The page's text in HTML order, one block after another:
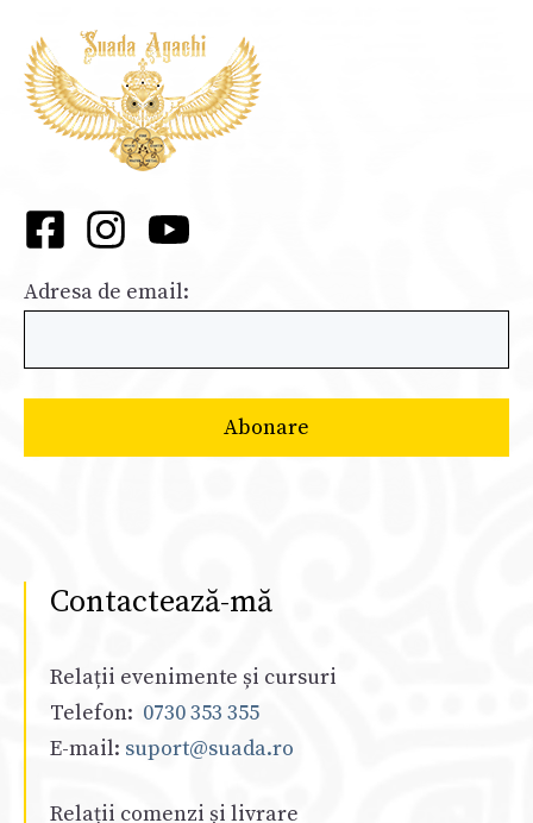
Adresa de email:
Contactează-mă
Relații evenimente și cursuri
Telefon: 0730 353 355
E-mail: suport@suada.ro
Relații comenzi și livrare